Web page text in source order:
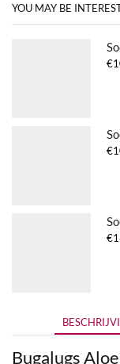
YOU MAY BE
€
€
€
Bugalugs